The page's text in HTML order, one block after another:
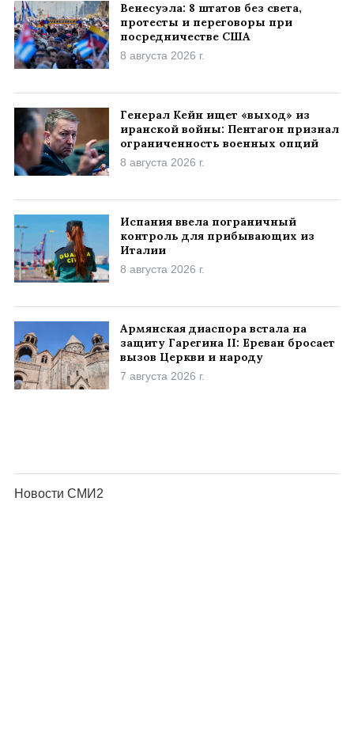
Венесуэла: 8 штатов без света,
протесты и переговоры при
посредничестве США
8 августа 2026 г.
Генерал Кейн ищет «выход» из
иранской войны: Пентагон признал
ограниченность военных опций
8 августа 2026 г.
Испания ввела пограничный
контроль для прибывающих из
Италии
8 августа 2026 г.
Армянская диаспора встала на
защиту Гарегина II: Ереван бросает
вызов Церкви и народу
7 августа 2026 г.